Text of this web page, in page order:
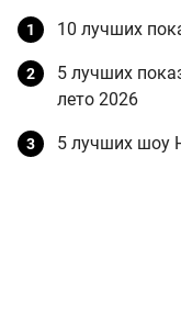
10 лучших
5 лучших
лето 2026
5 лучших шоу